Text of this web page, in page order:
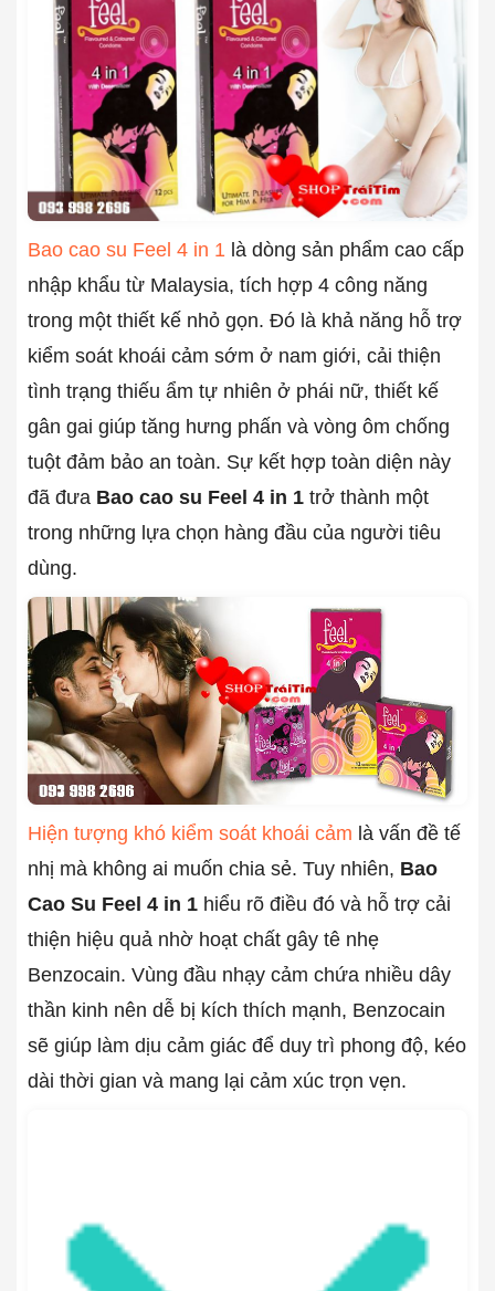
Bao cao su Feel 4 in 1 là dòng sản phẩm cao cấp
nhập khẩu từ Malaysia, tích hợp 4 công năng
trong một thiết kế nhỏ gọn. Đó là khả năng hỗ trợ
kiểm soát khoái cảm sớm ở nam giới, cải thiện
tình trạng thiếu ẩm tự nhiên ở phái nữ, thiết kế
gân gai giúp tăng hưng phấn và vòng ôm chống
tuột đảm bảo an toàn. Sự kết hợp toàn diện này
đã đưa Bao cao su Feel 4 in 1 trở thành một
trong những lựa chọn hàng đầu của người tiêu
dùng.
Hiện tượng khó kiểm soát khoái cảm là vấn đề tế
nhị mà không ai muốn chia sẻ. Tuy nhiên, Bao
Cao Su Feel 4 in 1 hiểu rõ điều đó và hỗ trợ cải
thiện hiệu quả nhờ hoạt chất gây tê nhẹ
Benzocain. Vùng đầu nhạy cảm chứa nhiều dây
thần kinh nên dễ bị kích thích mạnh, Benzocain
sẽ giúp làm dịu cảm giác để duy trì phong độ, kéo
dài thời gian và mang lại cảm xúc trọn vẹn.